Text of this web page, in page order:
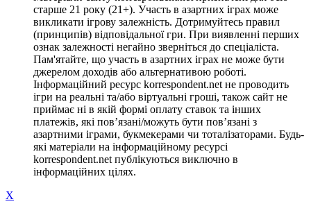
старше 21 року (21+). Участь в азартних іграх може
викликати ігрову залежність. Дотримуйтесь правил
(принципів) відповідальної гри. При виявленні перших
ознак залежності негайно зверніться до спеціаліста.
Пам'ятайте, що участь в азартних іграх не може бути
джерелом доходів або альтернативою роботі.
Інформаційний ресурс korrespondent.net не проводить
ігри на реальні та/або віртуальні гроші, також сайт не
приймає ні в якій формі оплату ставок та інших
платежів, які пов’язані/можуть бути пов’язані з
азартними іграми, букмекерами чи тоталізаторами. Будь-
які матеріали на інформаційному ресурсі
korrespondent.net публікуються виключно в
інформаційних цілях.
X